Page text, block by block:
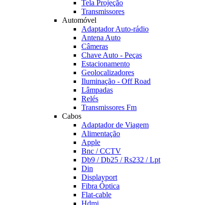
Tela Projeção
Transmissores
Automóvel
Adaptador Auto-rádio
Antena Auto
Câmeras
Chave Auto - Peças
Estacionamento
Geolocalizadores
Iluminação - Off Road
Lâmpadas
Relés
Transmissores Fm
Cabos
Adaptador de Viagem
Alimentação
Apple
Bnc / CCTV
Db9 / Db25 / Rs232 / Lpt
Din
Displayport
Fibra Óptica
Flat-cable
Hdmi